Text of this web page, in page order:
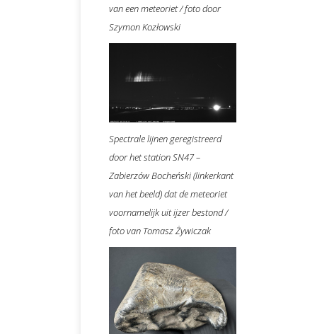
van een meteoriet / foto door
Szymon Kozłowski
Spectrale lijnen geregistreerd
door het station SN47 –
Zabierzów Bocheński (linkerkant
van het beeld) dat de meteoriet
voornamelijk uit ijzer bestond /
foto van Tomasz Żywiczak